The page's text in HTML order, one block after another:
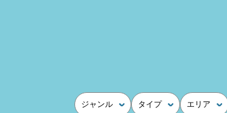
ジャンル タイプ エリア